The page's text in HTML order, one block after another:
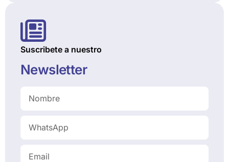
Suscribete a nuestro
Newsletter